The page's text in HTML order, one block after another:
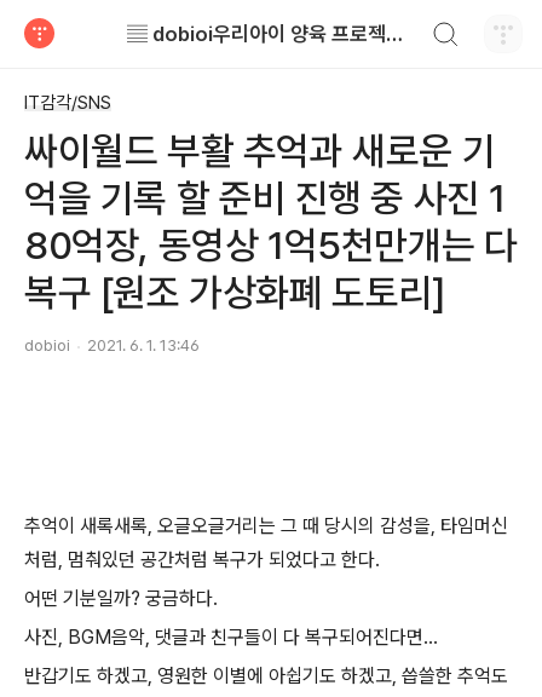
▤ dobioi우리아이 양육 프로젝트 ▤
IT감각/SNS
싸이월드 부활 추억과 새로운 기
억을 기록 할 준비 진행 중 사진 1
80억장, 동영상 1억5천만개는 다
복구 [원조 가상화폐 도토리]
dobioi 2021. 6. 1. 13:46
추억이 새록새록, 오글오글거리는 그 때 당시의 감성을, 타임머신
처럼, 멈춰있던 공간처럼 복구가 되었다고 한다.
어떤 기분일까? 궁금하다.
사진, BGM음악, 댓글과 친구들이 다 복구되어진다면...
반갑기도 하겠고, 영원한 이별에 아쉽기도 하겠고, 씁쓸한 추억도